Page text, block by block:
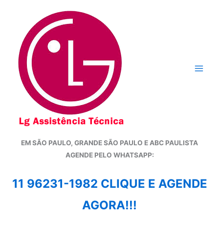
conteúdo
EM SÃO PAULO, GRANDE SÃO PAULO E ABC PAULISTA
AGENDE PELO WHATSAPP:
11 96231-1982 CLIQUE E AGENDE
AGORA!!!